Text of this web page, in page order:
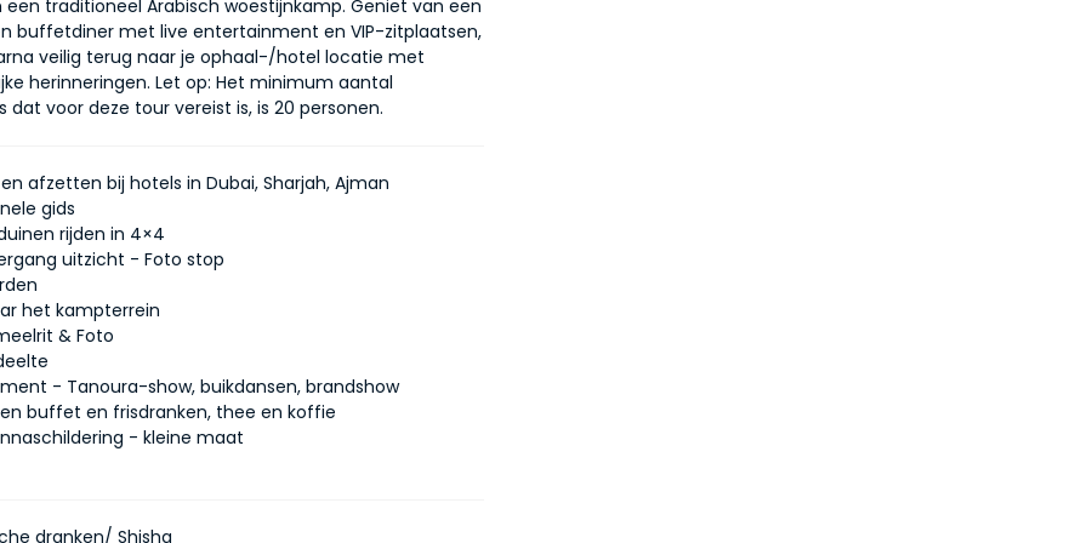
traditioneel Arabisch woestijnkamp. Geniet van een
buffetdiner met live entertainment en VIP-zitplaatsen,
veilig terug naar je ophaal-/hotel locatie met
herinneringen. Let op: Het minimum aantal
dat voor deze tour vereist is, is 20 personen.
afzetten bij hotels in Dubai, Sharjah, Ajman
gids
rijden in 4×4
uitzicht - Foto stop
het kampterrein
& Foto
- Tanoura-show, buikdansen, brandshow
buffet en frisdranken, thee en koffie
- kleine maat
dranken/ Shisha